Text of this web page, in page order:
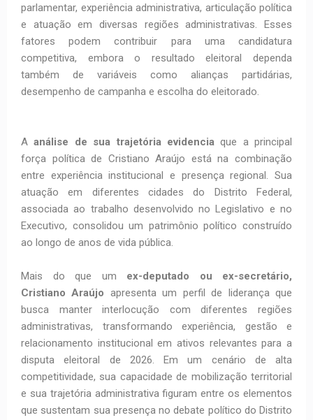
parlamentar, experiência administrativa, articulação política
e atuação em diversas regiões administrativas. Esses
fatores podem contribuir para uma candidatura
competitiva, embora o resultado eleitoral dependa
também de variáveis como alianças partidárias,
desempenho de campanha e escolha do eleitorado.
Aanálise de sua trajetória evidenciaque a principal
força política de Cristiano Araújo está na combinação
entre experiência institucional e presença regional. Sua
atuação em diferentes cidades do Distrito Federal,
associada ao trabalho desenvolvido no Legislativo e no
Executivo, consolidou um patrimônio político construído
ao longo de anos de vida pública.
Mais do que um ex-deputado ou ex-secretário,
Cristiano Araújo apresenta um perfil de liderança que
busca manter interlocução com diferentes regiões
administrativas, transformando experiência, gestão e
relacionamento institucional em ativos relevantes para a
disputa eleitoral de 2026. Em um cenário de alta
competitividade, sua capacidade de mobilização territorial
e sua trajetória administrativa figuram entre os elementos
que sustentam sua presença no debate político do Distrito